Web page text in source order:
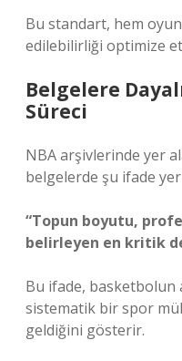
Bu standart, hem oyun
edilebilirliği optimize
Belgelere
Süreci
NBA arşivlerinde yer
belgelerde şu ifade yer
“Topun boyutu,
belirleyen en kritik
Bu ifade, basketbolun
sistematik bir spor
geldiğini gösterir.